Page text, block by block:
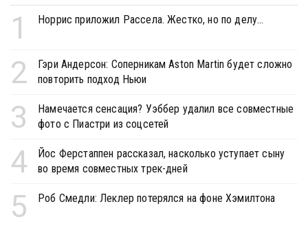
1 Норрис приложил Рассела. Жестко, но по делу...
2
Гэри Андерсон: Соперникам Aston Martin будет сложно
повторить подход Ньюи
3
Намечается сенсация? Уэббер удалил все совместные
фото с Пиастри из соцсетей
4
Йос Ферстаппен рассказал, насколько уступает сыну
во время совместных трек-дней
5 Роб Смедли: Леклер потерялся на фоне Хэмилтона